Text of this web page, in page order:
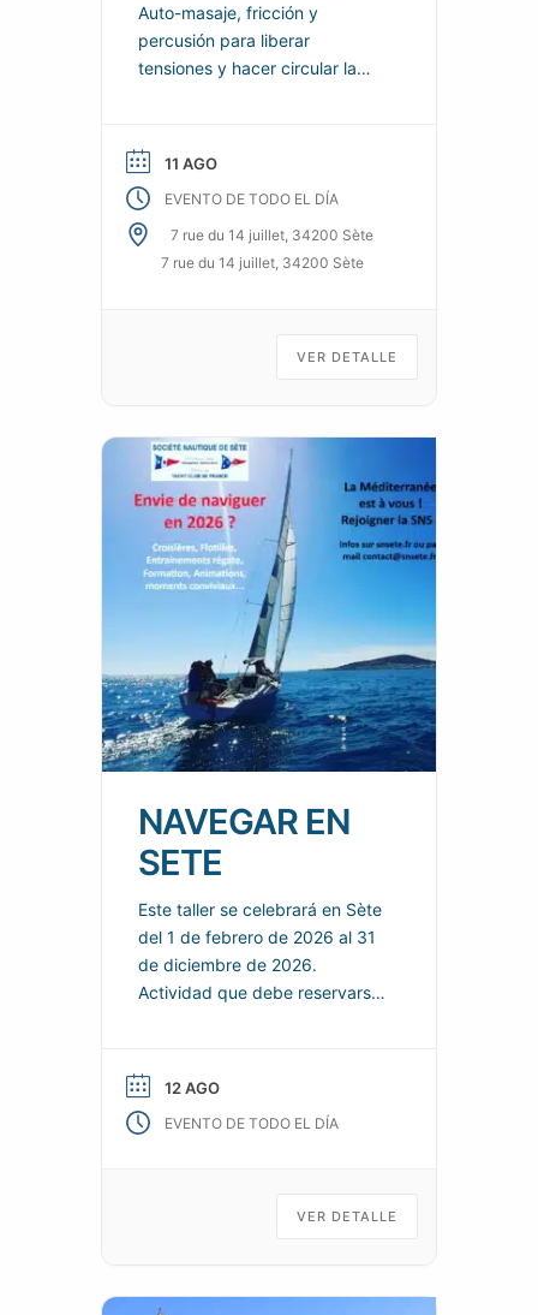
Auto-masaje, fricción y
percusión para liberar
tensiones y hacer circular la
sensaciones reales de
bienestar para el cuerpo y la
mente.
11 AGO
EVENTO DE TODO EL DÍA
7 rue du 14 juillet, 34200 Sète
7 rue du 14 juillet, 34200 Sète
VER DETALLE
NAVEGAR EN
SETE
Este taller se celebrará en Sète
del 1 de febrero de 2026 al 31
de diciembre de 2026.
Actividad que debe reservarse
organizador. Descubre o
mejora tus habilidades de
navegación. Navegación con
práctica Organizador: SOCIÉTÉ
12 AGO
EVENTO DE TODO EL DÍA
VER DETALLE